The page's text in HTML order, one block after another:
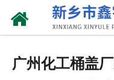
广州化工桶盖